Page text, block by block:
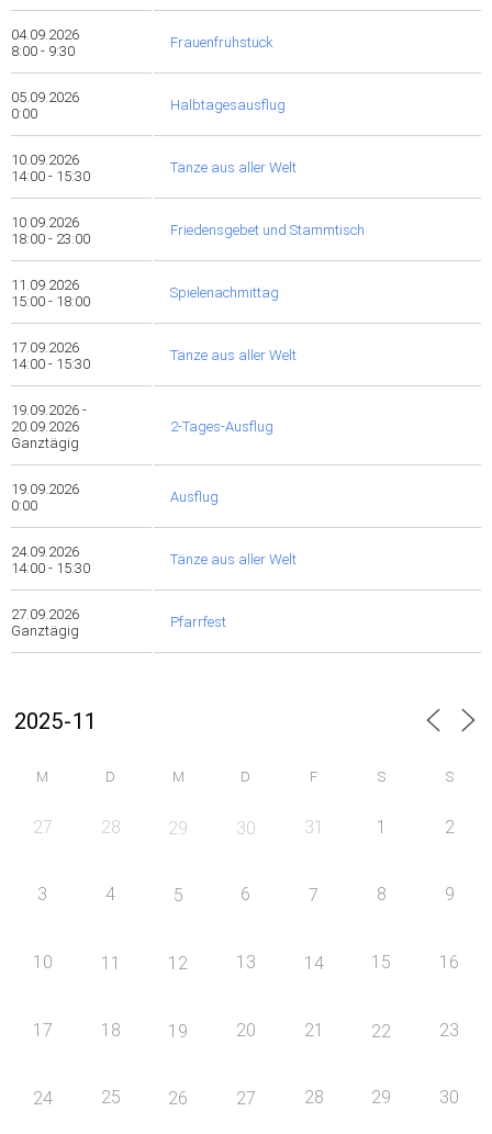
04.09.2026
8:00 - 9:30
Frauenfrühstück
05.09.2026
0:00
Halbtagesausflug
10.09.2026
14:00 - 15:30
Tänze aus aller Welt
10.09.2026
18:00 - 23:00
Friedensgebet und Stammtisch
11.09.2026
15:00 - 18:00
Spielenachmittag
17.09.2026
14:00 - 15:30
Tänze aus aller Welt
19.09.2026 -
20.09.2026
Ganztägig
2-Tages-Ausflug
19.09.2026
0:00
Ausflug
24.09.2026
14:00 - 15:30
Tänze aus aller Welt
27.09.2026
Ganztägig
Pfarrfest
M D M D F S S
27 28 29 30 31 1 2
3 4 5 6 7 8 9
10 11 12 13 14 15 16
17 18 19 20 21 22 23
24 25 26 27 28 29 30